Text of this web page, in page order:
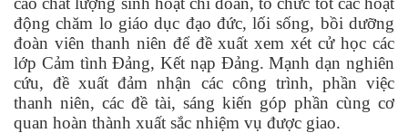
động chăm lo giáo dục đạo đức, lối sống, bồi dưỡng
đoàn viên thanh niên để đề xuất xem xét cử học các
lớp Cảm tình Đảng, Kết nạp Đảng. Mạnh dạn nghiên
cứu, đề xuất đảm nhận các công trình, phần việc
thanh niên, các đề tài, sáng kiến góp phần cùng cơ
quan hoàn thành xuất sắc nhiệm vụ được giao.